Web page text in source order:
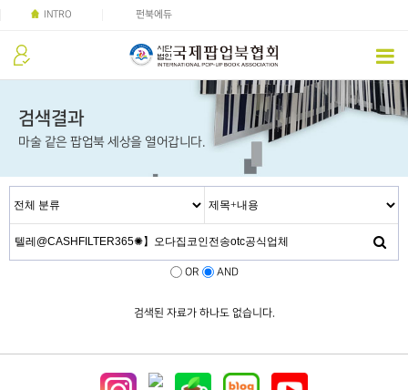
INTRO 펀북에듀
검색결과
마술 같은 팝업북 세상을 열어갑니다.
OR AND
검색된 자료가 하나도 없습니다.